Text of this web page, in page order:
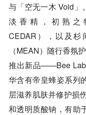
与「空无一木 Void」
淡香精，初熟之
CEDAR），以及杉
（MEAN）随行香氛
推出新品——Bee
华含有帝皇蜂姿系列
层滋养肌肤并修护损
和透明质酸钠，有助